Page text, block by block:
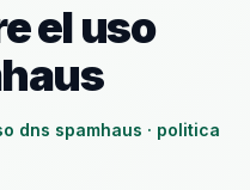
el uso
dns spamhaus · politica